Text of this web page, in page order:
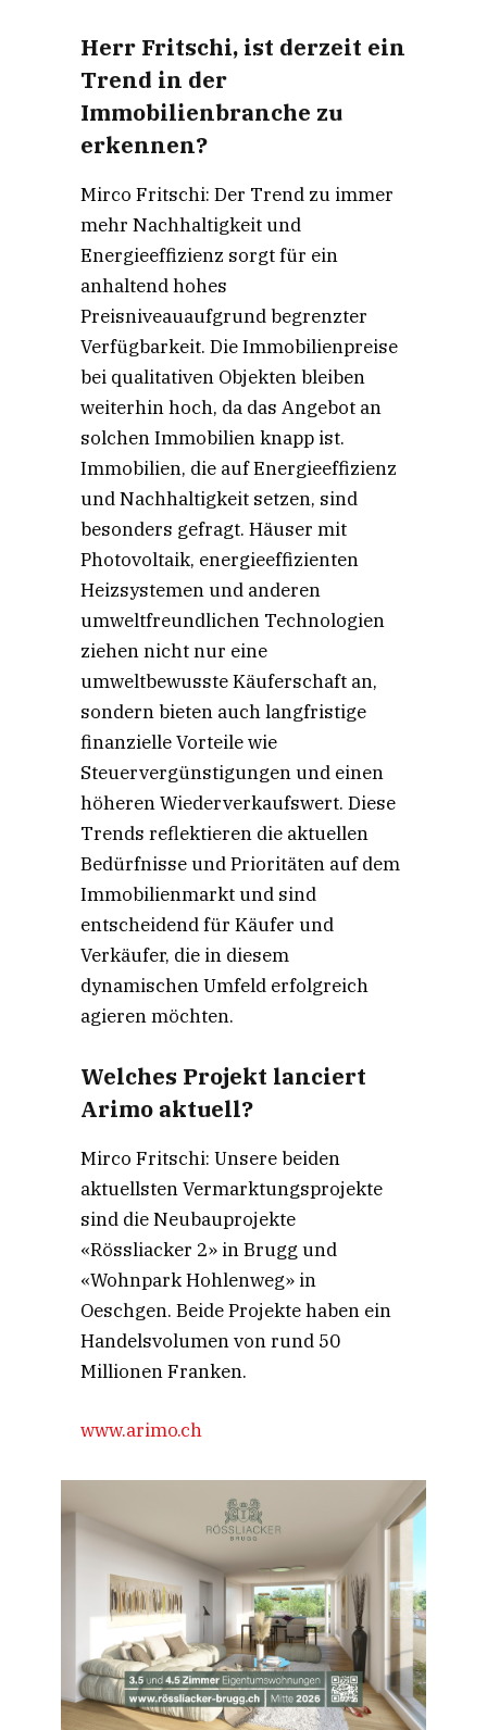
Herr Fritschi, ist derzeit ein
Trend in der
Immobilienbranche zu
erkennen?
Mirco Fritschi: Der Trend zu immer
mehr Nachhaltigkeit und
Energieeffizienz sorgt für ein
anhaltend hohes
Preisniveauaufgrund begrenzter
Verfügbarkeit. Die Immobilienpreise
bei qualitativen Objekten bleiben
weiterhin hoch, da das Angebot an
solchen Immobilien knapp ist.
Immobilien, die auf Energieeffizienz
und Nachhaltigkeit setzen, sind
besonders gefragt. Häuser mit
Photovoltaik, energieeffizienten
Heizsystemen und anderen
umweltfreundlichen Technologien
ziehen nicht nur eine
umweltbewusste Käuferschaft an,
sondern bieten auch langfristige
finanzielle Vorteile wie
Steuervergünstigungen und einen
höheren Wiederverkaufswert. Diese
Trends reflektieren die aktuellen
Bedürfnisse und Prioritäten auf dem
Immobilienmarkt und sind
entscheidend für Käufer und
Verkäufer, die in diesem
dynamischen Umfeld erfolgreich
agieren möchten.
Welches Projekt lanciert
Arimo aktuell?
Mirco Fritschi: Unsere beiden
aktuellsten Vermarktungsprojekte
sind die Neubauprojekte
«Rössliacker 2» in Brugg und
«Wohnpark Hohlenweg» in
Oeschgen. Beide Projekte haben ein
Handelsvolumen von rund 50
Millionen Franken.
www.arimo.ch